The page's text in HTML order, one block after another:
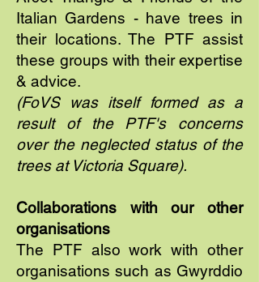
Italian Gardens - have trees in
their locations. The PTF assist
these groups with their expertise
& advice.
(FoVS was itself formed as a
result of the PTF's concerns
over the neglected status of the
trees at Victoria Square).
Collaborations with our other
organisations
The PTF also work with other
organisations such as Gwyrddio